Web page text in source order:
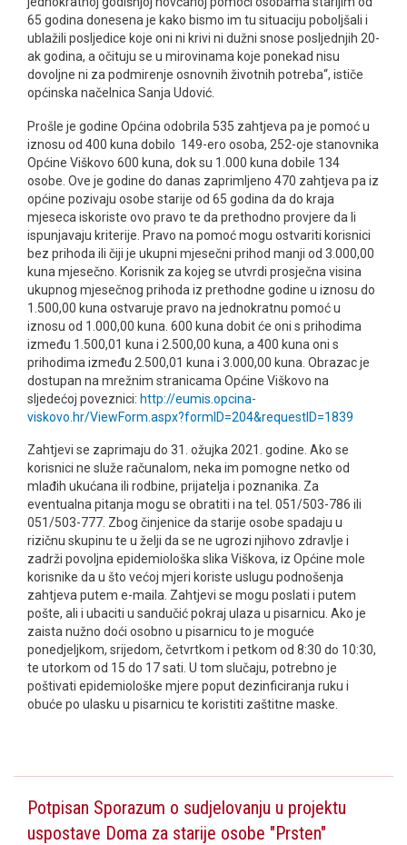
65 godina donesena je kako bismo im tu situaciju poboljšali i
ublažili posljedice koje oni ni krivi ni dužni snose posljednjih 20-
ak godina, a očituju se u mirovinama koje ponekad nisu
dovoljne ni za podmirenje osnovnih životnih potreba“, ističe
općinska načelnica Sanja Udović.
Prošle je godine Općina odobrila 535 zahtjeva pa je pomoć u
iznosu od 400 kuna dobilo 149-ero osoba, 252-oje stanovnika
Općine Viškovo 600 kuna, dok su 1.000 kuna dobile 134
osobe. Ove je godine do danas zaprimljeno 470 zahtjeva pa iz
općine pozivaju osobe starije od 65 godina da do kraja
mjeseca iskoriste ovo pravo te da prethodno provjere da li
ispunjavaju kriterije. Pravo na pomoć mogu ostvariti korisnici
bez prihoda ili čiji je ukupni mjesečni prihod manji od 3.000,00
kuna mjesečno. Korisnik za kojeg se utvrdi prosječna visina
ukupnog mjesečnog prihoda iz prethodne godine u iznosu do
1.500,00 kuna ostvaruje pravo na jednokratnu pomoć u
iznosu od 1.000,00 kuna. 600 kuna dobit će oni s prihodima
između 1.500,01 kuna i 2.500,00 kuna, a 400 kuna oni s
prihodima između 2.500,01 kuna i 3.000,00 kuna. Obrazac je
dostupan na mrežnim stranicama Općine Viškovo na
sljedećoj poveznici: http://eumis.opcina-
viskovo.hr/ViewForm.aspx?formID=204&requestID=1839
Zahtjevi se zaprimaju do 31. ožujka 2021. godine. Ako se
korisnici ne služe računalom, neka im pomogne netko od
mlađih ukućana ili rodbine, prijatelja i poznanika. Za
eventualna pitanja mogu se obratiti i na tel. 051/503-786 ili
051/503-777. Zbog činjenice da starije osobe spadaju u
rizičnu skupinu te u želji da se ne ugrozi njihovo zdravlje i
zadrži povoljna epidemiološka slika Viškova, iz Općine mole
korisnike da u što većoj mjeri koriste uslugu podnošenja
zahtjeva putem e-maila. Zahtjevi se mogu poslati i putem
pošte, ali i ubaciti u sandučić pokraj ulaza u pisarnicu. Ako je
zaista nužno doći osobno u pisarnicu to je moguće
ponedjeljkom, srijedom, četvrtkom i petkom od 8:30 do 10:30,
te utorkom od 15 do 17 sati. U tom slučaju, potrebno je
poštivati epidemiološke mjere poput dezinficiranja ruku i
obuće po ulasku u pisarnicu te koristiti zaštitne maske.
Potpisan Sporazum o sudjelovanju u projektu
uspostave Doma za starije osobe "Prsten"